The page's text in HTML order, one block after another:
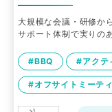
大規模な会議・研修か
サポート体制で実りの
#BBQ #アクテ
#オフサイトミーテ